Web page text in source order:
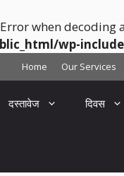
Error when
wp-
Home Our Services
दस्तावेज दिवस